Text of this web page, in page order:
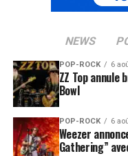
NEWS
POP-ROCK 6
ZZ Top annule
Bowl
POP-ROCK 6
Weezer
Gathering”